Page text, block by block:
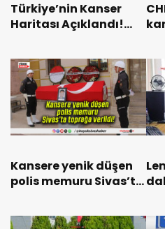
Türkiye’nin Kanser
Haritası Açıklandı!
Kansere yenik düşen
polis memuru Sivas’ta